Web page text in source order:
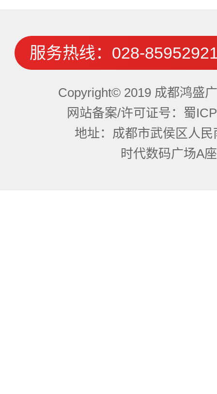
服务热线： 028-
Copyright© 2019 成都鸿盛
网站备案/许可证号：蜀
地址：成都市武侯区人
时代数码广场A